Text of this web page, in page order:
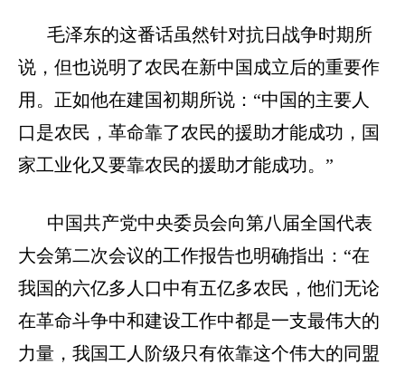
毛泽东的这番话虽然针对抗日战争时期所
说，但也说明了农民在新中国成立后的重要作
用。正如他在建国初期所说： “中国的主要人
口是农民，革命靠了农民的援助才能成功，国
家工业化又要靠农民的援助才能成功。”
中国共产党中央委员会向第八届全国代表
大会第二次会议的工作报告也明确指出： “在
我国的六亿多人口中有五亿多农民，他们无论
在革命斗争中和建设工作中都是一支最伟大的
力量，我国工人阶级只有依靠这个伟大的同盟